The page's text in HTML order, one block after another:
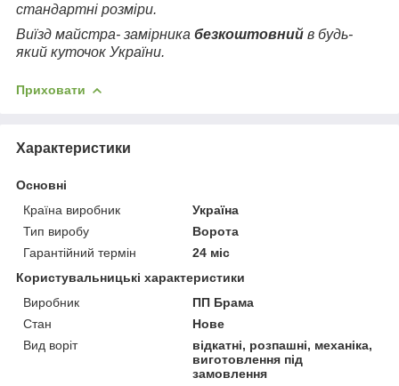
стандартні розміри.
Виїзд майстра- замірника безкоштовний в будь-
який куточок України.
Приховати
Характеристики
Основні
Країна виробник
Україна
Тип виробу
Ворота
Гарантійний термін
24 міс
Користувальницькі характеристики
Виробник
ПП Брама
Стан
Нове
Вид воріт
відкатні, розпашні, механіка,
виготовлення під
замовлення